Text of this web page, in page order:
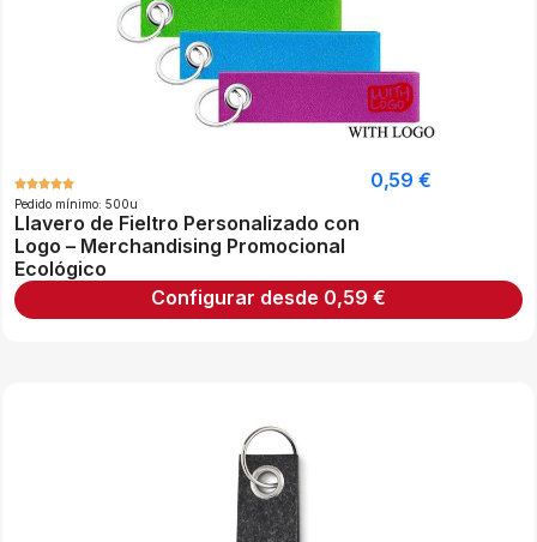
Pedido mínimo: 500u
Llavero de Fieltro Personalizado con
Logo – Merchandising Promocional
Ecológico
0,59 €
Configurar desde 0,59 €